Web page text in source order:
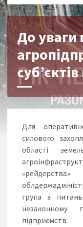
До уваги
Для
силового
області
група з питань
незаконному
підприємств.